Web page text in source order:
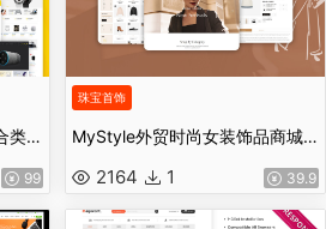
Electme电子数码零部件综合类wordpress主题商城外贸跨境电商源码
99
珠宝首饰
MyStyle外贸时尚女装饰品商城主题源码
2164 1 39.9